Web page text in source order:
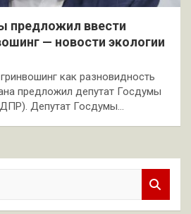
предложил ввести
— новости экологии
как разновидность
предложил депутат Госдумы
Депутат Госдумы…